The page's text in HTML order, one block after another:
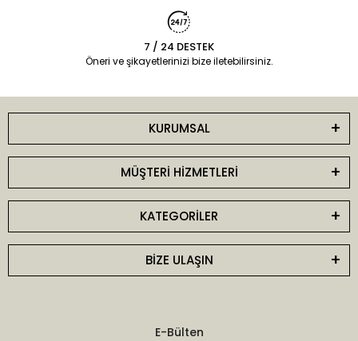
7 / 24 DESTEK
Öneri ve şikayetlerinizi bize iletebilirsiniz.
KURUMSAL
MÜŞTERİ HİZMETLERİ
KATEGORİLER
BİZE ULAŞIN
E-Bülten